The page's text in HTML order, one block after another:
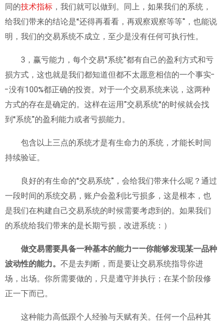
同的技术指标 ，我们就可以做到。同上，如果我们的系统，
给我们带来的结论是“还得再看看，再观察观察等等”，也能说
明，我们的交易系统不成立，至少是没有任何可执行性。
3，赢亏能力，每个交易“系统”都有自己的盈利方式和亏
损方式，这也就是我们都知道但都不太愿意相信的一个事实-
-没有100%都正确的投资。对于一个交易系统来说，这两种
方式的存在是确定的。这样在运用”交易系统“的时候就会找
到“系统”的盈利能力或者亏损能力。
包含以上三点的系统才是有生命力的系统，才能长时间
持续验证。
良好的有生命的“交易系统”，会给我们带来什么呢？通过
一段时间的系统交易，账户会盈利比亏损多，这是根本，也
是我们在构建自己交易系统的时候需要考虑到的。如果我们
的系统给我们带来的是长期亏损，改进系统：）
做交易需要具备一种基本的能力——你能够发现某一品种
波动性的能力。 不是去判断，而是要让交易系统指导你进
场，出场。你所需要做的，只是遵守并执行；在某个阶段修
正一下而已。
这种能力高低跟个人经验与天赋有关。任何一个品种其